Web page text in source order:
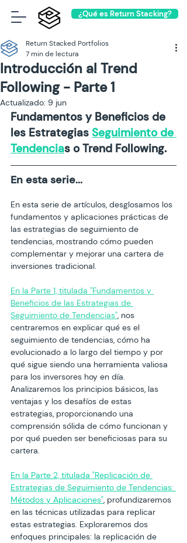
¿Qué es Return Stacking?
Introducción al Trend
Following - Parte 1
Return Stacked Portfolios
7 min de lectura
Actualizado: 9 jun
Fundamentos y Beneficios de
les Estrategias Seguimiento de
Tendencias o Trend Following.
En esta serie...
En esta serie de artículos, desglosamos los
fundamentos y aplicaciones prácticas de
las estrategias de seguimiento de
tendencias, mostrando cómo pueden
complementar y mejorar una cartera de
inversiones tradicional.
En la Parte 1, titulada "Fundamentos y
Beneficios de las Estrategias de
Seguimiento de Tendencias", nos
centraremos en explicar qué es el
seguimiento de tendencias, cómo ha
evolucionado a lo largo del tiempo y por
qué sigue siendo una herramienta valiosa
para los inversores hoy en día.
Analizaremos los principios básicos, las
ventajas y los desafíos de estas
estrategias, proporcionando una
comprensión sólida de cómo funcionan y
por qué pueden ser beneficiosas para su
cartera.
En la Parte 2, titulada "Replicación de
Estrategias de Seguimiento de Tendencias:
Métodos y Aplicaciones", profundizaremos
en las técnicas utilizadas para replicar
estas estrategias. Exploraremos dos
enfoques principales: la replicación de